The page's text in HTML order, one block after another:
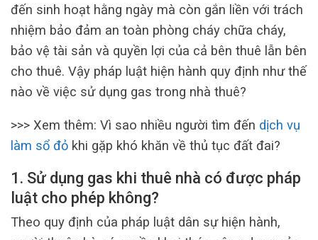
đến sinh hoạt hằng ngày mà còn gắn liền với trách
nhiệm bảo đảm an toàn phòng cháy chữa cháy,
bảo vệ tài sản và quyền lợi của cả bên thuê lẫn bên
cho thuê. Vậy pháp luật hiện hành quy định như thế
nào về việc sử dụng gas trong nhà thuê?
>>> Xem thêm: Vì sao nhiều người tìm đến dịch vụ
làm sổ đỏ khi gặp khó khăn về thủ tục đất đai?
1. Sử dụng gas khi thuê nhà có được pháp
luật cho phép không?
Theo quy định của pháp luật dân sự hiện hành,